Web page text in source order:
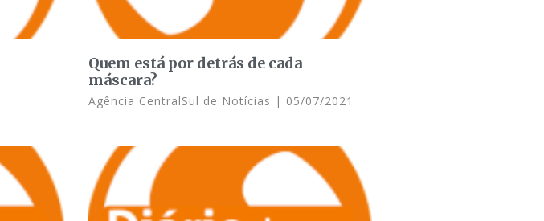
Quem está por detrás de cada
máscara?
Agência CentralSul de Notícias 05/07/2021